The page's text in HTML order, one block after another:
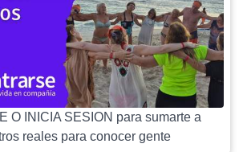
O INICIA SESION para sumarte a
reales para conocer gente